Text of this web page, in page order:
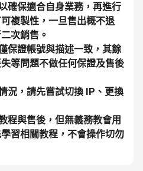
確保適合自身業務，再進行
複製性，一旦售出概不退
次銷售。
保證帳號與描述一致，其餘
等問題不做任何保證及售後
況，請先嘗試切換 IP、更換
程與售後，但無義務教會用
習相關教程，不會操作切勿